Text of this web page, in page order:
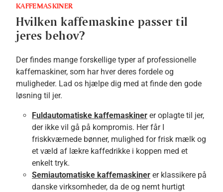
KAFFEMASKINER
Hvilken kaffemaskine passer til
jeres behov?
Der findes mange forskellige typer af professionelle
kaffemaskiner, som har hver deres fordele og
muligheder. Lad os hjælpe dig med at finde den gode
løsning til jer.
Fuldautomatiske kaffemaskiner er oplagte til jer,
der ikke vil gå på kompromis. Her får I
friskkværnede bønner, mulighed for frisk mælk og
et væld af lækre kaffedrikke i koppen med et
enkelt tryk.
Semiautomatiske kaffemaskiner er klassikere på
danske virksomheder, da de og nemt hurtigt